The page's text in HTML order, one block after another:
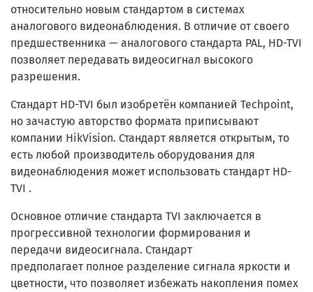
относительно новым стандартом в системах
аналогового видеонаблюдения. В отличие от своего
предшественника — аналогового стандарта PAL, HD-TVI
позволяет передавать видеосигнал высокого
разрешения.
Стандарт HD-TVI был изобретён компанией Techpoint,
но зачастую авторство формата приписывают
компании HikVision. Стандарт является открытым, то
есть любой производитель оборудования для
видеонаблюдения может использовать стандарт HD-
TVI .
Основное отличие стандарта TVI заключается в
прогрессивной технологии формирования и
передачи видеосигнала. Стандарт
предполагает полное разделение сигнала яркости и
цветности, что позволяет избежать накопления помех